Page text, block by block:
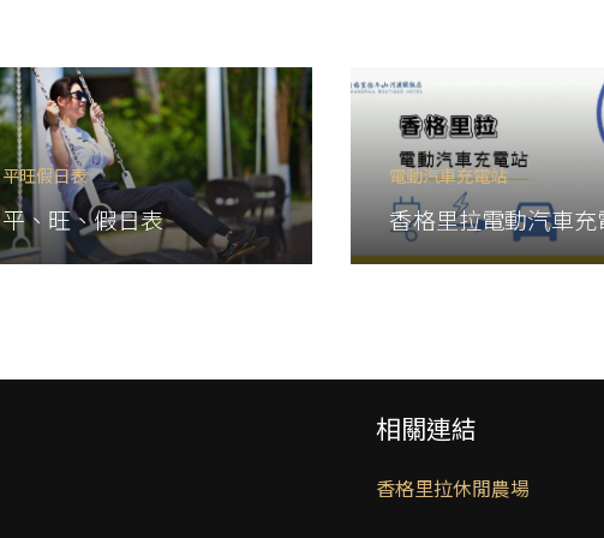
平旺假日表
平、旺、假日表
電動汽車充電站
香格里拉電動汽車充
相關連結
香格里拉休閒農場